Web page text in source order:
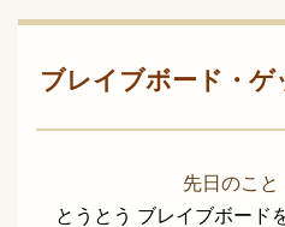
ブレイブボード・ゲ
先日のこ
とうとう ブレイブボード